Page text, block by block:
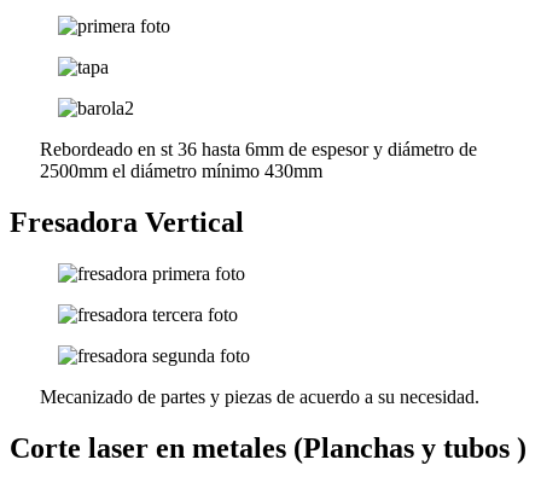
Rebordeado en st 36 hasta 6mm de espesor y diámetro de
2500mm el diámetro mínimo 430mm
Fresadora Vertical
Mecanizado de partes y piezas de acuerdo a su necesidad.
Corte laser en metales (Planchas y tubos )